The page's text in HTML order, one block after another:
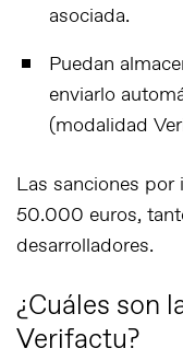
asociada.
Puedan
enviarlo
(modalidad
Las sanciones
50.000 euros,
desarrolladores.
¿Cuáles son
Verifactu?